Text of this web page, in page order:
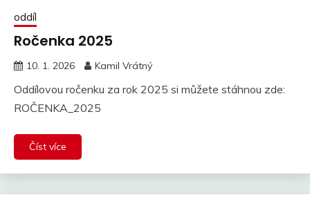
oddíl
Ročenka 2025
10. 1. 2026 Kamil Vrátný
Oddílovou ročenku za rok 2025 si můžete stáhnou zde:
ROČENKA_2025
Číst více